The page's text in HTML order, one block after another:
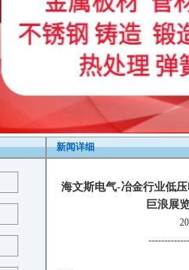
新闻详细
海文斯电气-冶金行业低
巨浪展